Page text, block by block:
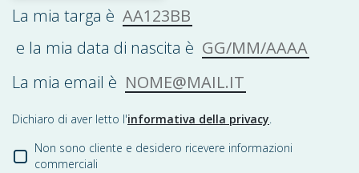
La mia targa è AA123BB
e la mia data di nascita è GG/MM/AAAA
La mia email è NOME@MAIL.IT
Dichiaro di aver letto l'informativa della privacy.
Non sono cliente e desidero ricevere informazioni
commerciali